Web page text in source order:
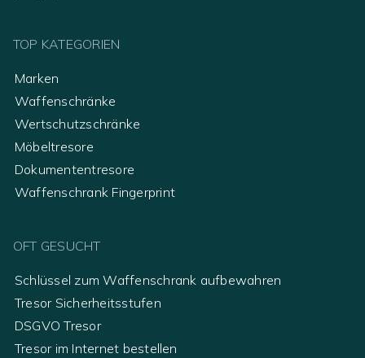
TOP KATEGORIEN
Marken
Waffenschränke
Wertschutzschränke
Möbeltresore
Dokumententresore
Waffenschrank Fingerprint
OFT GESUCHT
Schlüssel zum Waffenschrank aufbewahren
Tresor Sicherheitsstufen
DSGVO Tresor
Tresor im Internet bestellen